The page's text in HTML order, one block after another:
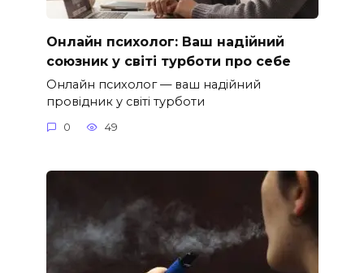
Онлайн психолог: Ваш надійний
союзник у світі турботи про себе
Онлайн психолог — ваш надійний
провідник у світі турботи
0 49